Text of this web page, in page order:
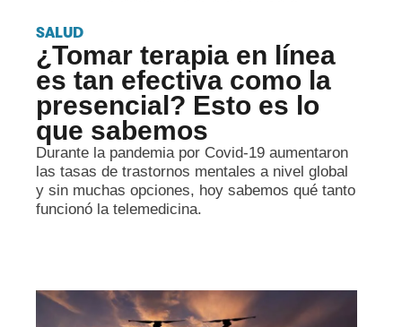
SALUD
¿Tomar terapia en línea
es tan efectiva como la
presencial? Esto es lo
que sabemos
Durante la pandemia por Covid-19 aumentaron
las tasas de trastornos mentales a nivel global
y sin muchas opciones, hoy sabemos qué tanto
funcionó la telemedicina.